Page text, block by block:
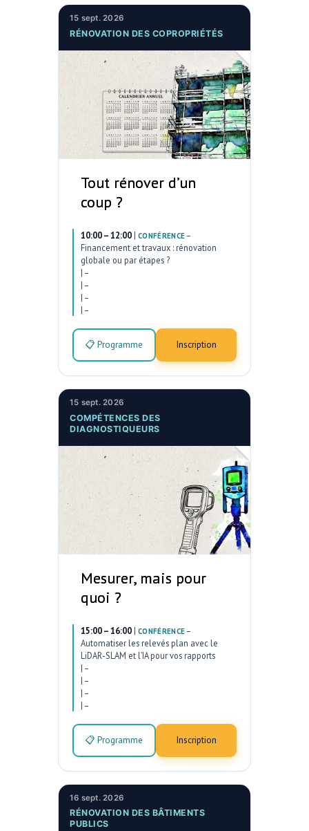
15 sept. 2026
RÉNOVATION DES COPROPRIÉTÉS
Tout rénover d’un
coup ?
10:00 – 12:00 | CONFÉRENCE –
Financement et travaux : rénovation
globale ou par étapes ?
| –
| –
| –
| –
📋 Programme Inscription
15 sept. 2026
COMPÉTENCES DES
DIAGNOSTIQUEURS
Mesurer, mais pour
quoi ?
15:00 – 16:00 | CONFÉRENCE –
Automatiser les relevés plan avec le
LiDAR-SLAM et l’IA pour vos rapports
| –
| –
| –
| –
📋 Programme Inscription
16 sept. 2026
RÉNOVATION DES BÂTIMENTS
PUBLICS